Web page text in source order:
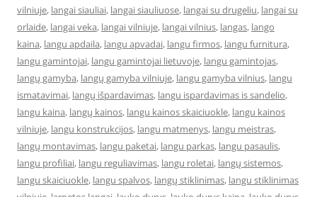
vilniuje, langai siauliai, langai siauliuose, langai su drugeliu, langai su
orlaide, langai veka, langai vilniuje, langai vilnius, langas, lango
kaina, langu apdaila, langu apvadai, langu firmos, langu furnitura,
langu gamintojai, langu gamintojai lietuvoje, langu gamintojas,
langų gamyba, langų gamyba vilniuje, langu gamyba vilnius, langu
ismatavimai, langų išpardavimas, langu ispardavimas is sandelio,
langu kaina, langų kainos, langu kainos skaiciuokle, langu kainos
vilniuje, langu konstrukcijos, langu matmenys, langu meistras,
langų montavimas, langu paketai, langu parkas, langu pasaulis,
langu profiliai, langu reguliavimas, langu roletai, langų sistemos,
langu skaiciuokle, langu spalvos, langų stiklinimas, langu stiklinimas